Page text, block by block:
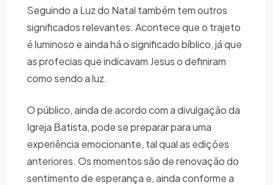
Seguindo a Luz do Natal também tem outros
significados relevantes. Acontece que o trajeto
é luminoso e ainda há o significado bíblico, já que
as profecias que indicavam Jesus o definiram
como sendo a luz.
O público, ainda de acordo com a divulgação da
Igreja Batista, pode se preparar para uma
experiência emocionante, tal qual as edições
anteriores. Os momentos são de renovação do
sentimento de esperança e, ainda conforme a